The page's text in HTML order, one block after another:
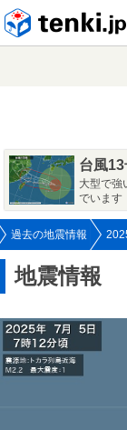
台風
大型で強
でいます
過去の地震情報
地震情報